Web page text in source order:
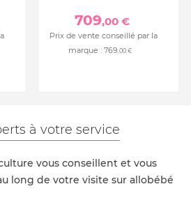
709,00 €
Prix de vente conseillé par la
marque : 769,00 €
à votre service
vous conseillent et vous
long de votre visite sur allobébé